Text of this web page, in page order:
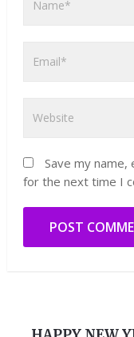
Save my
for the next time I